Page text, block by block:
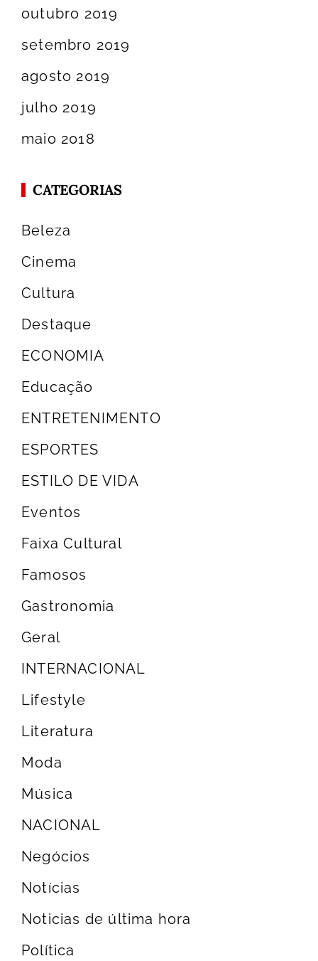
outubro 2019
setembro 2019
agosto 2019
julho 2019
maio 2018
CATEGORIAS
Beleza
Cinema
Cultura
Destaque
ECONOMIA
Educação
ENTRETENIMENTO
ESPORTES
ESTILO DE VIDA
Eventos
Faixa Cultural
Famosos
Gastronomia
Geral
INTERNACIONAL
Lifestyle
Literatura
Moda
Música
NACIONAL
Negócios
Notícias
Noticias de última hora
Política